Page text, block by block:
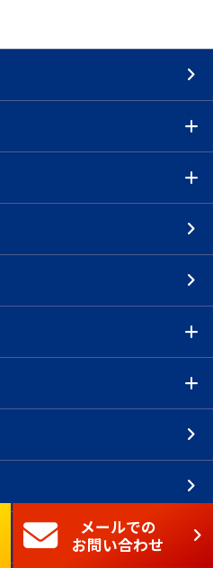
メールでの
お問い合わせ